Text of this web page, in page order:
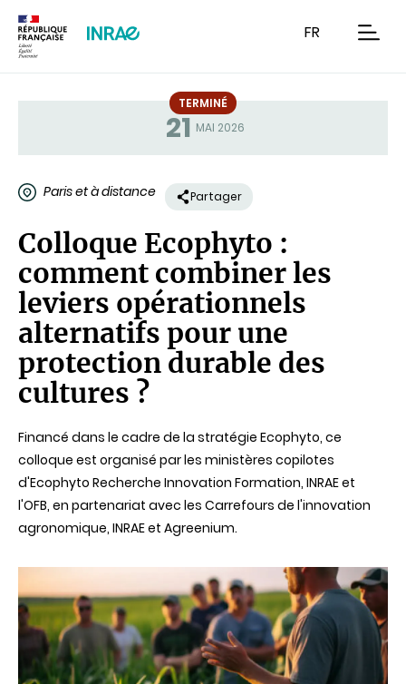
FR
21 MAI 2026
Statut
TERMINÉ
Paris et à distance Partager
Colloque Ecophyto :
comment combiner les
leviers opérationnels
alternatifs pour une
protection durable des
cultures ?
Financé dans le cadre de la stratégie Ecophyto, ce
colloque est organisé par les ministères copilotes
d'Ecophyto Recherche Innovation Formation, INRAE et
l'OFB, en partenariat avec les Carrefours de l'innovation
agronomique, INRAE et Agreenium.